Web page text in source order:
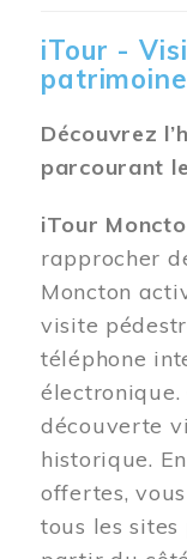
iTour -
Découvrez
parcourant
iTour
rapprocher
Moncton
visite
téléphone
découverte
historique.
offertes,
tous les